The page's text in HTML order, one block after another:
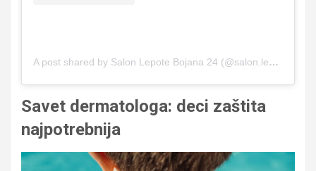
A post shared by Salon Lepote Bojana 24 (@salon.lepote.bojana.24)
Savet dermatologa: deci zaštita
najpotrebnija